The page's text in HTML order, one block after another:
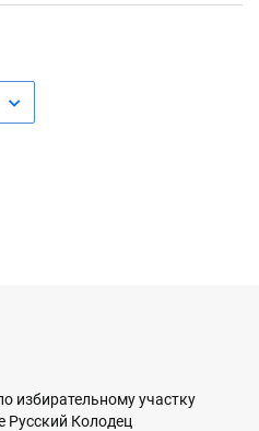
избирательному участку
Русский Колодец